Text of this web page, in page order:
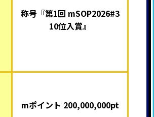
称号『第1回 mSOP2026#3
10位入賞』
mポイント 200,000,000pt